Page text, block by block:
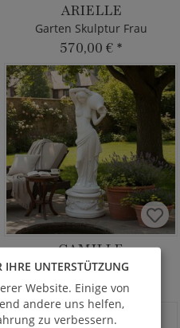
ARIELLE
Garten Skulptur Frau
570,00 € *
CAMILLE
Frau mit Krug als Skulptur
ab495,00 €*
UNTERSTÜTZUNG
Website. Einige von
andere uns helfen,
zu verbessern.